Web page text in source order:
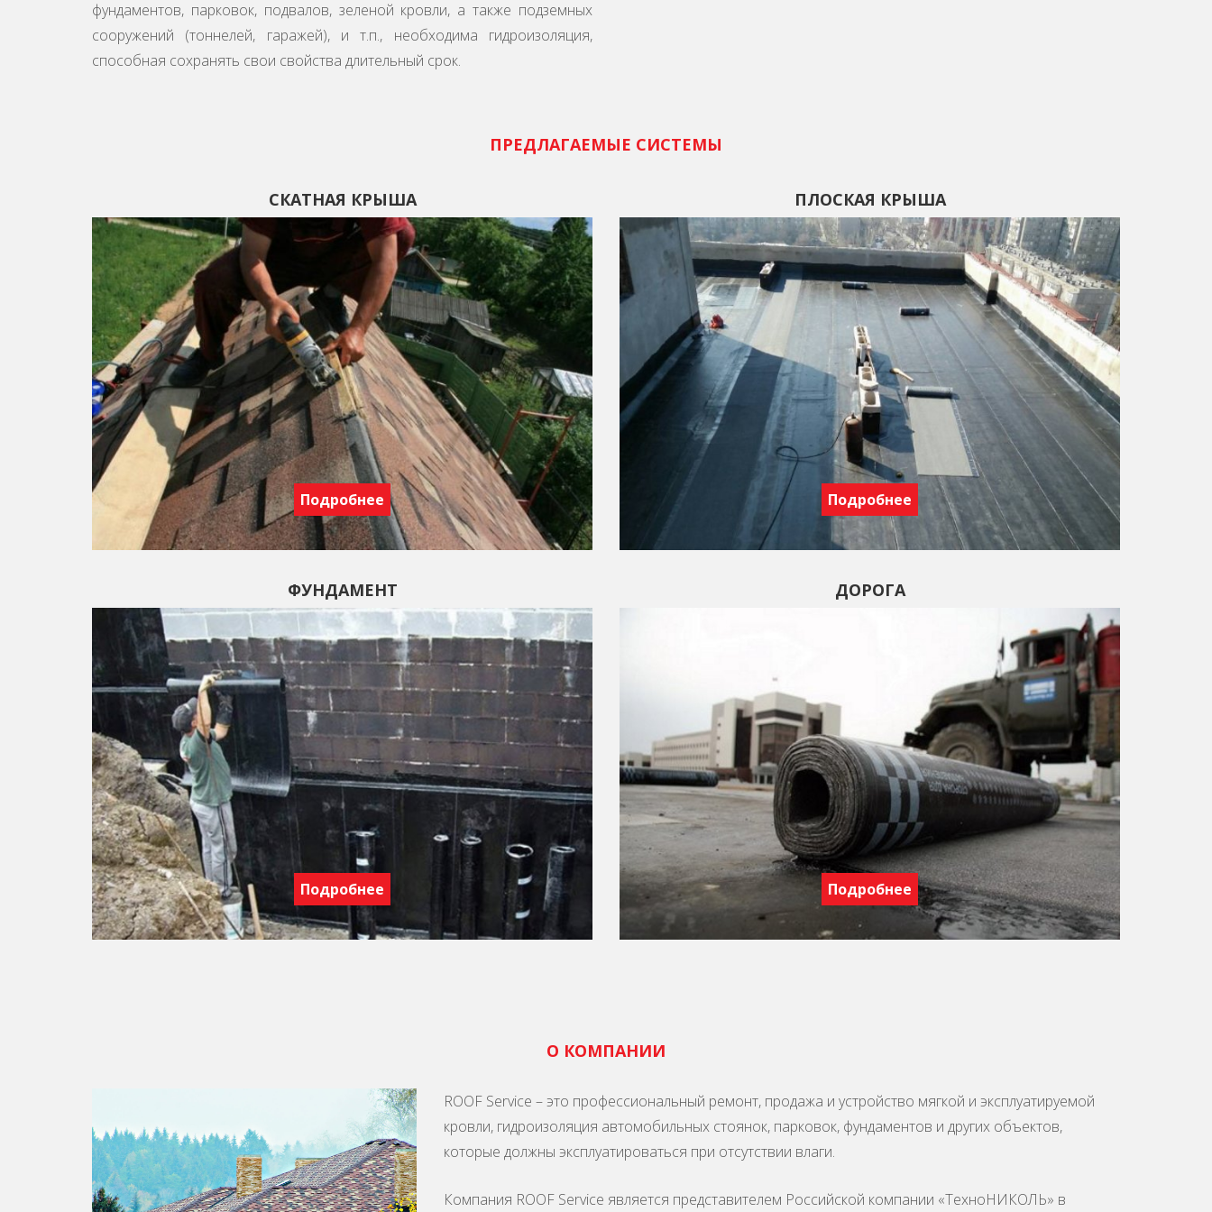
фундаментов, парковок, подвалов, зеленой кровли, а также подземных
сооружений (тоннелей, гаражей), и т.п., необходима гидроизоляция,
способная сохранять свои свойства длительный срок.
ПРЕДЛАГАЕМЫЕ СИСТЕМЫ
СКАТНАЯ КРЫША
Подробнее
ПЛОСКАЯ КРЫША
Подробнее
ФУНДАМЕНТ
Подробнее
ДОРОГА
Подробнее
О КОМПАНИИ
ROOF Service – это профессиональный ремонт, продажа и устройство мягкой и эксплуатируемой
кровли, гидроизоляция автомобильных стоянок, парковок, фундаментов и других объектов,
которые должны эксплуатироваться при отсутствии влаги.
Компания ROOF Service является представителем Российской компании «ТехноНИКОЛЬ» в